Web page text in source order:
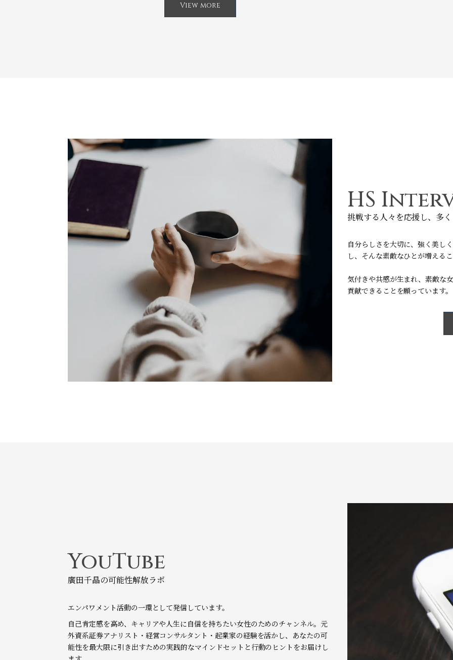
View more
HS
挑戦する人々を応援し、多
自分らしさを大切に、強く美し
し、そんな素敵なひとが増える
気付きや共感が生まれ、素敵な
貢献できることを願っています。
YouTube
廣田千晶の可能性解放ラボ
エンパワメント活動の一環として発信しています。
自己肯定感を高め、キャリアや人生に自信を持ちたい女性のためのチャンネル。元
外資系証券アナリスト・経営コンサルタント・起業家の経験を活かし、あなたの可
能性を最大限に引き出すための実践的なマインドセットと行動のヒントをお届けし